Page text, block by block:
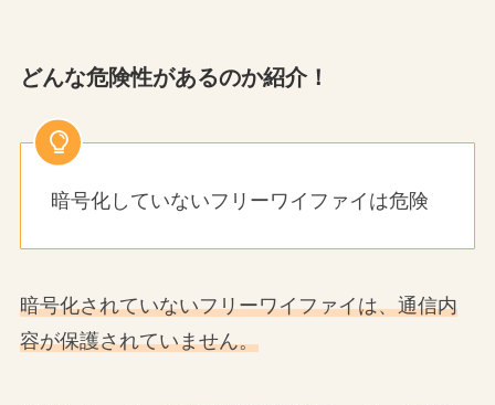
どんな危険性があるのか紹介！
暗号化していないフリーワイファイは危険
暗号化されていないフリーワイファイは、通信内
容が保護されていません。